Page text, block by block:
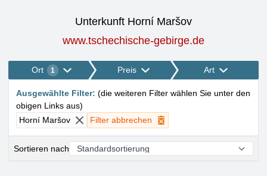
Unterkunft Horní Maršov
www.tschechische-gebirge.de
Ort 1 Preis Art
Ausgewählte Filter: (die weiteren Filter wählen Sie unter den
obigen Links aus)
Horní Maršov
Filter abbrechen
Sortieren nach